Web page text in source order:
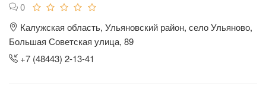
0
Калужская область, Ульяновский район, село Ульяново,
Большая Советская улица, 89
+7 (48443) 2-13-41